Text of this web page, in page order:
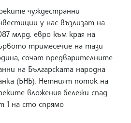
чуждестранни
у нас възлизат на
млрд. евро към края на
тримесечие на тази
сочат предварителните
на Българската народна
(БНБ). Нетният поток на
вложения бележи спад
1 на сто спрямо